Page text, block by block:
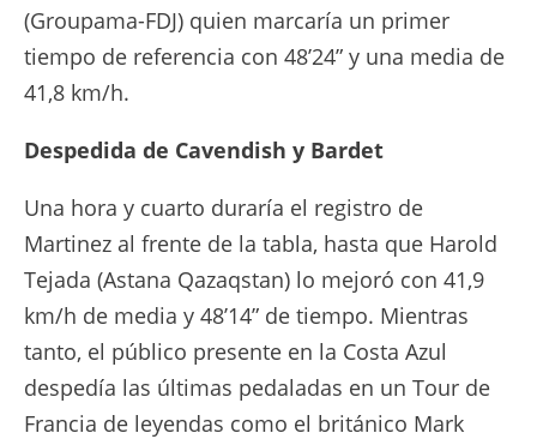
(Groupama-FDJ) quien marcaría un primer
tiempo de referencia con 48’24” y una media de
41,8 km/h.
Despedida de Cavendish y Bardet
Una hora y cuarto duraría el registro de
Martinez al frente de la tabla, hasta que Harold
Tejada (Astana Qazaqstan) lo mejoró con 41,9
km/h de media y 48’14” de tiempo. Mientras
tanto, el público presente en la Costa Azul
despedía las últimas pedaladas en un Tour de
Francia de leyendas como el británico Mark